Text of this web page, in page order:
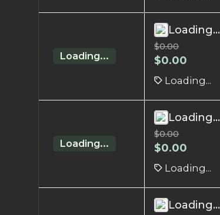
Loading...
Loading...
$0.00
$0.00
Loading...
Loading...
Loading...
$0.00
$0.00
Loading...
Loading...